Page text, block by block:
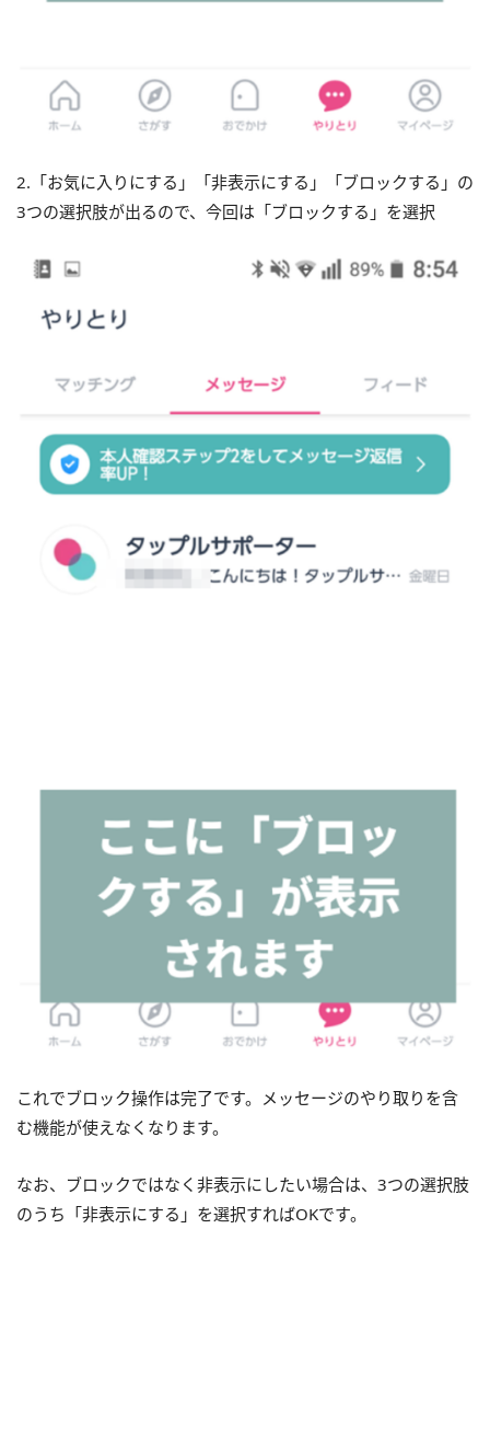
2.「お気に入りにする」「非表示にする」「ブロックする」の
3つの選択肢が出るので、今回は「ブロックする」を選択
これでブロック操作は完了です。メッセージのやり取りを含
む機能が使えなくなります。
なお、ブロックではなく非表示にしたい場合は、3つの選択肢
のうち「非表示にする」を選択すればOKです。